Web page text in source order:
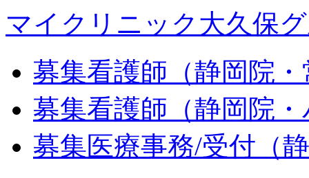
マイクリニック大久保
募集看護師（静岡院
募集看護師（静岡院
募集医療事務/受付（